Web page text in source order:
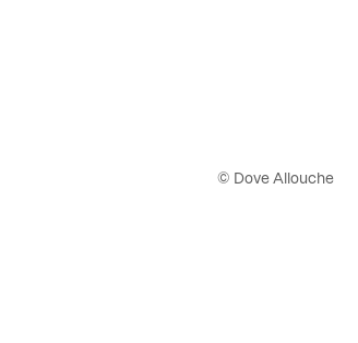
© Dove Allouche